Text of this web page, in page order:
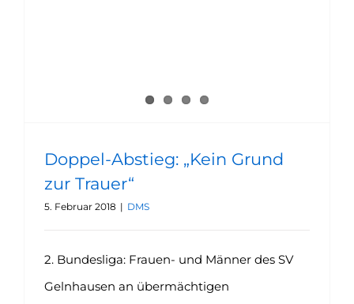
Doppel-Abstieg: „Kein Grund
zur Trauer“
5. Februar 2018 | DMS
2. Bundesliga: Frauen- und Männer des SV
Gelnhausen an übermächtigen